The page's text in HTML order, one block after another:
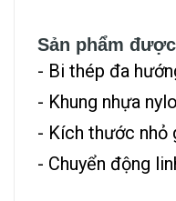
Sản phẩm
- Bi thép đa
- Khung nhựa
- Kích thước nhỏ
- Chuyển động